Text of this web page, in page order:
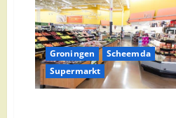
Groningen
Scheemda
Supermarkt